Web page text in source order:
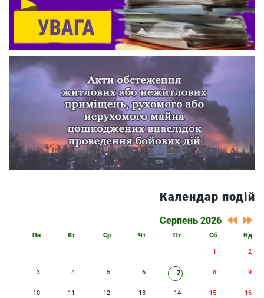
Календар подій
Серпень 2026
Пн Вт Ср Чт Пт Сб Нд
1 2
3 4 5 6 7 8 9
10 11 12 13 14 15 16